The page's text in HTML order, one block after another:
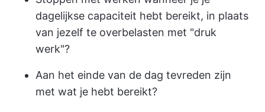
dagelijkse capaciteit hebt bereikt, in plaats
van jezelf te overbelasten met "druk
werk"?
Aan het einde van de dag tevreden zijn
met wat je hebt bereikt?